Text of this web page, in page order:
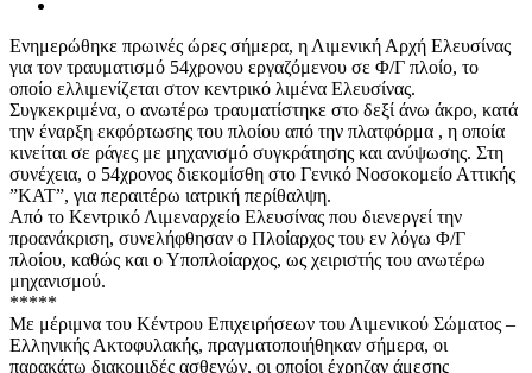
Ενημερώθηκε πρωινές ώρες σήμερα, η Λιμενική Αρχή Ελευσίνας
για τον τραυματισμό 54χρονου εργαζόμενου σε Φ/Γ πλοίο, το
οποίο ελλιμενίζεται στον κεντρικό λιμένα Ελευσίνας.
Συγκεκριμένα, ο ανωτέρω τραυματίστηκε στο δεξί άνω άκρο, κατά
την έναρξη εκφόρτωσης του πλοίου από την πλατφόρμα , η οποία
κινείται σε ράγες με μηχανισμό συγκράτησης και ανύψωσης. Στη
συνέχεια, ο 54χρονος διεκομίσθη στο Γενικό Νοσοκομείο Αττικής
”ΚΑΤ”, για περαιτέρω ιατρική περίθαλψη.
Από το Κεντρικό Λιμεναρχείο Ελευσίνας που διενεργεί την
προανάκριση, συνελήφθησαν ο Πλοίαρχος του εν λόγω Φ/Γ
πλοίου, καθώς και ο Υποπλοίαρχος, ως χειριστής του ανωτέρω
μηχανισμού.
*****
Με μέριμνα του Κέντρου Επιχειρήσεων του Λιμενικού Σώματος –
Ελληνικής Ακτοφυλακής, πραγματοποιήθηκαν σήμερα, οι
παρακάτω διακομιδές ασθενών, οι οποίοι έχρηζαν άμεσης